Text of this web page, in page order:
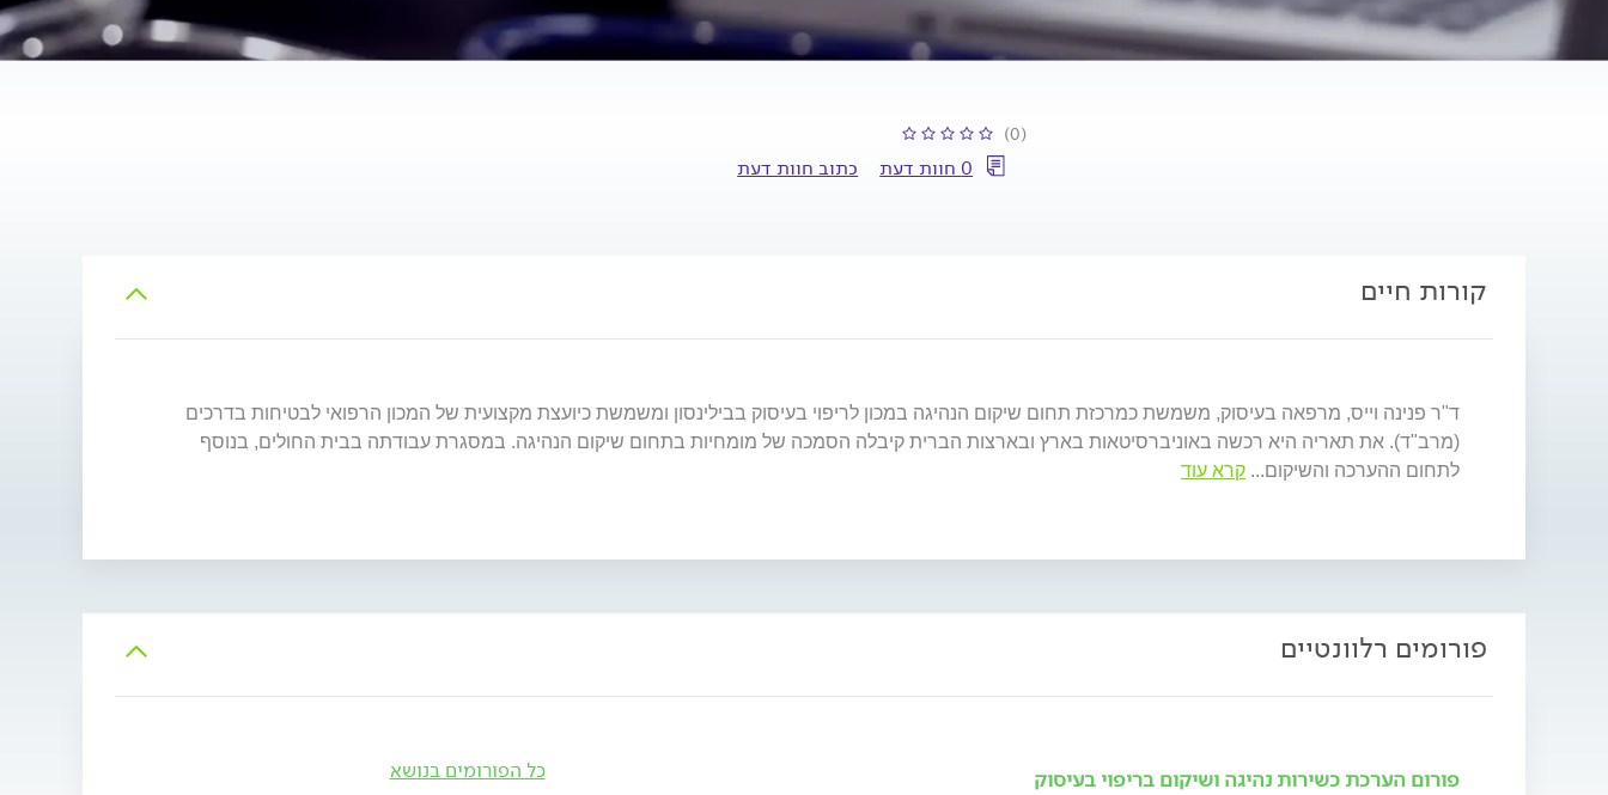
(0)
0 חוות דעת כתוב חוות דעת
קורות חיים
ד"ר פנינה וייס, מרפאה בעיסוק, משמשת כמרכזת תחום שיקום הנהיגה במכון לריפוי בעיסוק בבילינסון ומשמשת כיועצת מקצועית של המכון הרפואי לבטיחות בדרכים
(מרב"ד). את תאריה היא רכשה באוניברסיטאות בארץ ובארצות הברית קיבלה הסמכה של מומחיות בתחום שיקום הנהיגה. במסגרת עבודתה בבית החולים, בנוסף
לתחום ההערכה והשיקום... קרא עוד
פורומים רלוונטיים
פורום הערכת כשירות נהיגה ושיקום בריפוי בעיסוק כל הפורומים בנושא